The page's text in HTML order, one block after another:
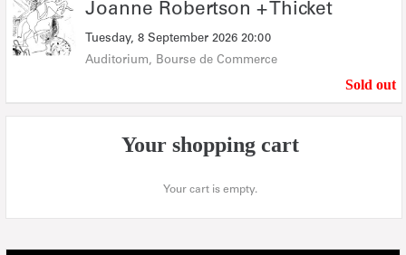
+
Elias
Rønnenfelt
Robertson
+
Joanne Robertson + Thicket
Tuesday, 8 September 2026 20:00
Auditorium
Bourse de Commerce
Sold out
Your shopping cart
Your cart is empty.